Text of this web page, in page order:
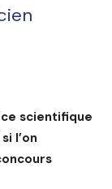
scientifique
l’on